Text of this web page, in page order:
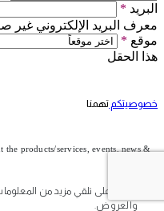
البريد *
معرف البريد الإلكتروني غير
موقع *
هذا الحقل
خصوصيتكم تهمنا
products/services, events, news &
أوافق على تلقي مزيد من
والعروض.